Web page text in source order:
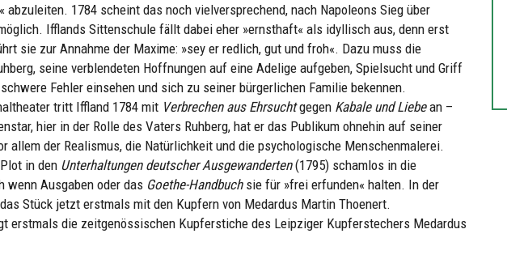
abzuleiten. 1784 scheint das noch vielversprechend, nach Napoleons Sieg über
Ifflands Sittenschule fällt dabei eher »ernsthaft« als idyllisch aus, denn erst
sie zur Annahme der Maxime: »sey er redlich, gut und froh«. Dazu muss die
seine verblendeten Hoffnungen auf eine Adelige aufgeben, Spielsucht und Griff
Fehler einsehen und sich zu seiner bürgerlichen Familie bekennen.
tritt Iffland 1784 mit Verbrechen aus Ehrsuchtgegen Kabale und Liebean –
hier in der Rolle des Vaters Ruhberg, hat er das Publikum ohnehin auf seiner
allem der Realismus, die Natürlichkeit und die psychologische Menschenmalerei.
in den Unterhaltungen deutscher Ausgewanderten(1795) schamlos in die
wenn Ausgaben oder das Goethe-Handbuchsie für »frei erfunden« halten. In der
Stück jetzt erstmals mit den Kupfern von Medardus Martin Thoenert.
erstmals die zeitgenössischen Kupferstiche des Leipziger Kupferstechers Medardus